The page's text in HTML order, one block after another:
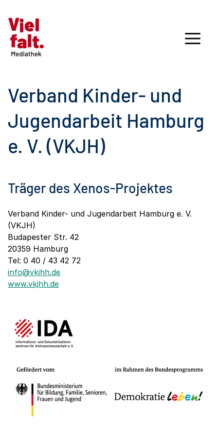
Verband Kinder- und
Jugendarbeit Hamburg
e. V. (VKJH)
Träger des Xenos-Projektes
Verband Kinder- und Jugendarbeit Hamburg e. V.
(VKJH)
Budapester Str. 42
20359 Hamburg
Tel: 0 40 / 43 42 72
info@vkjhh.de
www.vkjhh.de